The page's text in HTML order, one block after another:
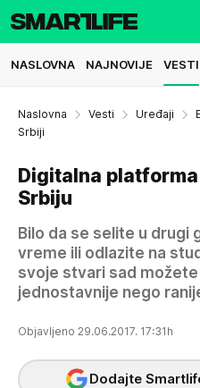
NASLOVNA NAJNOVIJE VESTI
Naslovna Vesti Uređaji
Srbiji
Digitalna
Srbiju
Bilo da se selite u drugi
vreme ili odlazite na
svoje stvari sad
jednostavnije nego
Objavljeno 29.06.2017. 17:31h
Dodajte